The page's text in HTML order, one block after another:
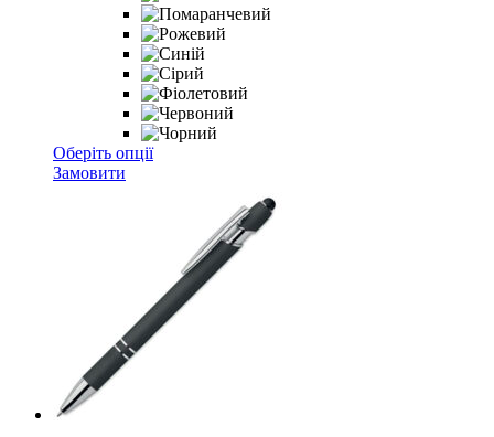
Оберіть опціїЦей
варіантів.
Параметри
можна
вибрати
на
сторінці
Замовити